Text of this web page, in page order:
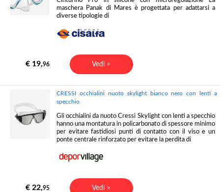
maschera Panak di Mares è progettata per adattarsi a
diverse tipologie di
€ 19,96 Vedi >
CRESSI occhialini nuoto skylight bianco nero con lenti a
specchio
Gli occhialini da nuoto Cressi Skylight con lenti a specchio
hanno una montatura in policarbonato di spessore minimo
per evitare fastidiosi punti di contatto con il viso e un
ponte centrale rinforzato per evitare la perdita di
€ 22,95 Vedi >